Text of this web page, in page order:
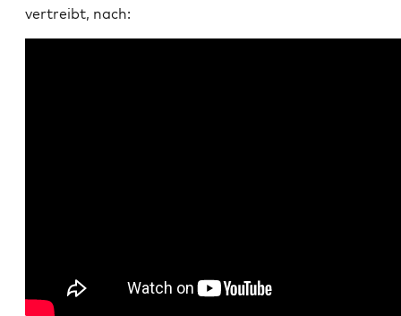
ver­treibt, nach: